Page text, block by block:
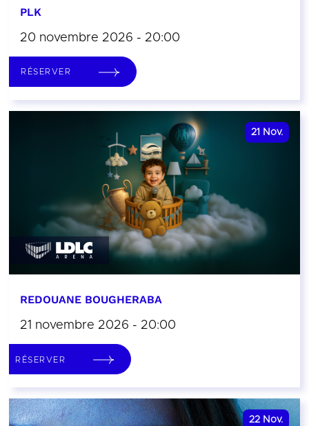
PLK
20 novembre 2026 - 20:00
RÉSERVER
21 Nov.
REDOUANE BOUGHERABA
21 novembre 2026 - 20:00
RÉSERVER
22 Nov.